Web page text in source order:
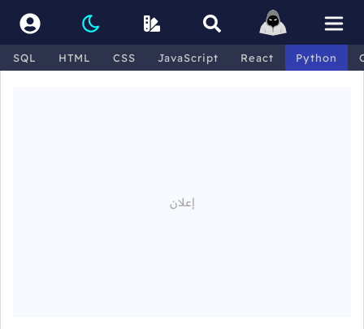
SQL HTML CSS JavaScript React Python